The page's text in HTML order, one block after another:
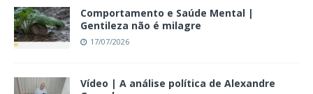
Comportamento e Saúde Mental |
Gentileza não é milagre
17/07/2026
Vídeo | A análise política de Alexandre